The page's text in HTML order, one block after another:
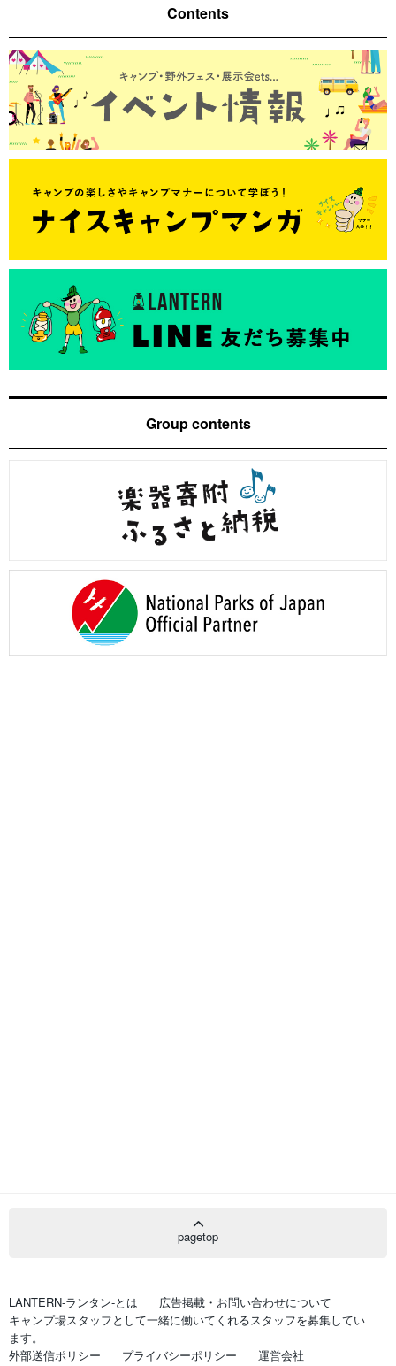
Contents
Group contents
pagetop
LANTERN-ランタン-とは
広告掲載・お問い合わせについて
キャンプ場スタッフとして一緒に働いてくれるスタッフを募集してい
ます。
外部送信ポリシー
プライバシーポリシー 運営会社